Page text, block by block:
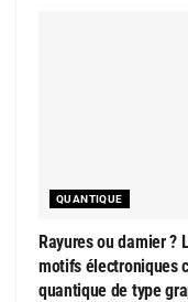
QUANTIQUE
Rayures ou damier ?
motifs électroniques
quantique de type